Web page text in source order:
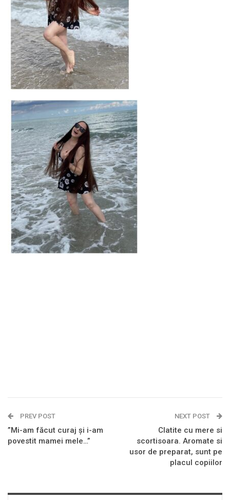
PREV POST
”Mi-am făcut curaj și i-am
povestit mamei mele…”
NEXT POST
Clatite cu mere si
scortisoara. Aromate si
usor de preparat, sunt pe
placul copiilor